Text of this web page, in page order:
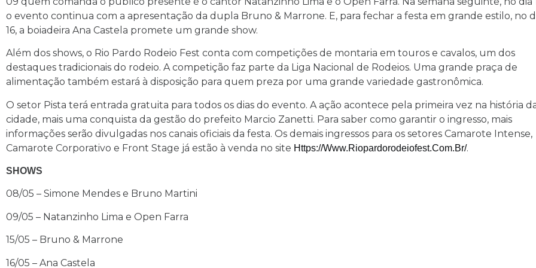
o evento continua com a apresentação da dupla Bruno & Marrone. E, para fechar a festa em grande estilo, no
16, a boiadeira Ana Castela promete um grande show.
Além dos shows, o Rio Pardo Rodeio Fest conta com competições de montaria em touros e cavalos, um dos
destaques tradicionais do rodeio. A competição faz parte da Liga Nacional de Rodeios. Uma grande praça de
alimentação também estará à disposição para quem preza por uma grande variedade gastronômica.
O setor Pista terá entrada gratuita para todos os dias do evento. A ação acontece pela primeira vez na história
cidade, mais uma conquista da gestão do prefeito Marcio Zanetti. Para saber como garantir o ingresso, mais
informações serão divulgadas nos canais oficiais da festa. Os demais ingressos para os setores Camarote Intense,
Camarote Corporativo e Front Stage já estão à venda no site Https://www.riopardorodeiofest.com.br/.
SHOWS
08/05 – Simone Mendes e Bruno Martini
09/05 – Natanzinho Lima e Open Farra
15/05 – Bruno & Marrone
16/05 – Ana Castela